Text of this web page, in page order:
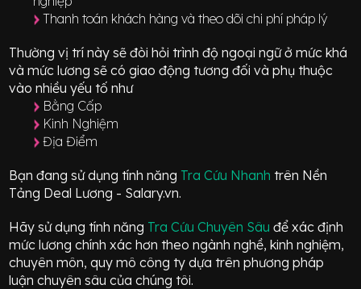
Thanh toán khách hàng và theo dõi chi phí pháp lý
Thường vị trí này sẽ đòi hỏi trình độ ngoại ngữ ở mứckhá
và mức lương sẽ có giao động tương đối và phụ thuộc
vào nhiều yếu tố như
Bằng Cấp
Kinh Nghiệm
Địa Điểm
Bạn đang sử dụng tính năng Tra Cứu Nhanh trên Nền
Tảng Deal Lương - Salary.vn.
Hãy sử dụng tính năng Tra Cứu Chuyên Sâuđể xác định
mức lương chính xác hơn theo ngành nghề, kinh nghiệm,
chuyên môn, quy mô công ty dựa trên phương pháp
luận chuyên sâu của chúng tôi.